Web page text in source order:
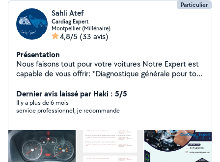
Particulier
Sahli Atef
Cardiag Expert
Montpellier (Millénaire)
4,8/5 (33 avis)
Présentation
Nous faisons tout pour votre voitures Notre Expert est
capable de vous offrir: *Diagnostique générale pour tous
véritable savoir-faire multimarques. *Un service adapté.
Dernier avis laissé par Haki : 5/5
Il y a plus de 6 mois
service professionnel, je recommande